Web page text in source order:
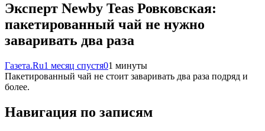
Эксперт Newby Teas Ровковская:
пакетированный чай не нужно
заваривать два раза
Газета.Ru1 месяц спустя01 минуты
Пакетированный чай не стоит заваривать два раза подряд и
более.
Навигация по записям